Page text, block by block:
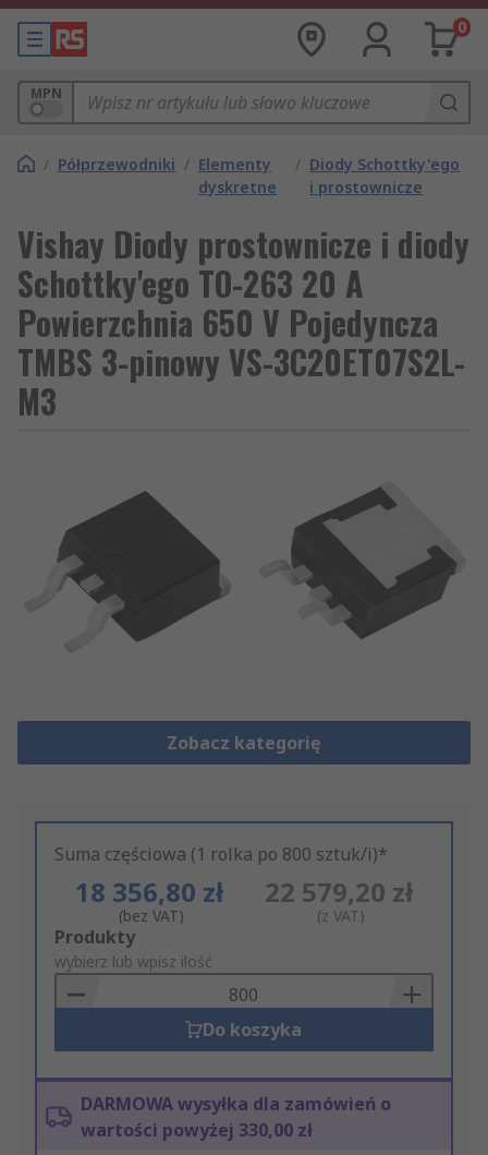
0
MPN
/ Półprzewodniki / Elementy
dyskretne
/ Diody Schottky'ego
i prostownicze
Vishay Diody prostownicze i diody
Schottky'ego TO-263 20 A
Powierzchnia 650 V Pojedyncza
TMBS 3-pinowy VS-3C20ET07S2L-
M3
Zobacz kategorię
Suma częściowa (1 rolka po 800 sztuk/i)*
18 356,80 zł
(bez VAT)
22 579,20 zł
(z VAT)
Add
to
Basket
Produkty
wybierz lub wpisz ilość
Do koszyka
DARMOWA wysyłka dla zamówień o
wartości powyżej 330,00 zł